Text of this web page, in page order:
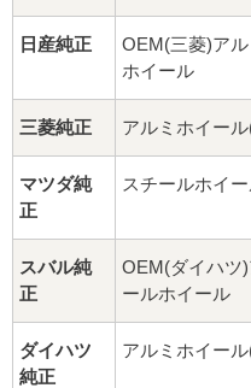
日産純正
OEM(三菱)ア
ホイール
三菱純正 アルミホイー
マツダ純
正
スチールホイ
スバル純
正
OEM(ダイハツ
ールホイール
ダイハツ
純正
アルミホイー